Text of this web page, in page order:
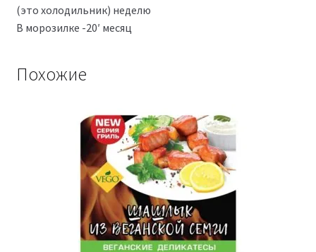
(это холодильник) неделю
В морозилке -20′ месяц
Похожие